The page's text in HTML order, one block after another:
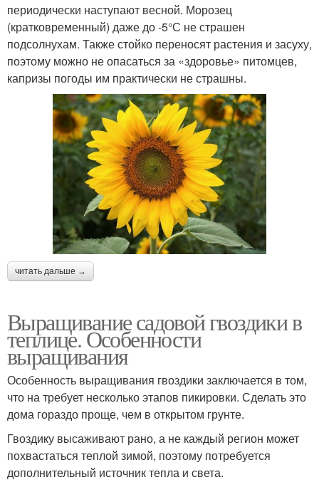
периодически наступают весной. Морозец
(кратковременный) даже до -5°С не страшен
подсолнухам. Также стойко переносят растения и засуху,
поэтому можно не опасаться за «здоровье» питомцев,
капризы погоды им практически не страшны.
читать дальше →
Выращивание садовой гвоздики в
теплице. Особенности
выращивания
Особенность выращивания гвоздики заключается в том,
что на требует несколько этапов пикировки. Сделать это
дома гораздо проще, чем в открытом грунте.
Гвоздику высаживают рано, а не каждый регион может
похвастаться теплой зимой, поэтому потребуется
дополнительный источник тепла и света.